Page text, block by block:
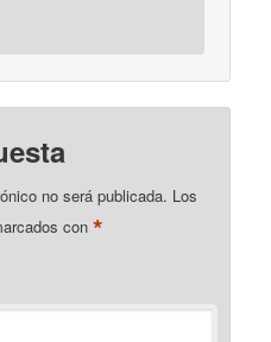
no será publicada. Los
con*